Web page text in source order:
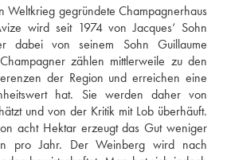
Weltkrieg gegründete Champagnerhaus
wird seit 1974 von Jacques‘ Sohn
dabei von seinem Sohn Guillaume
zählen mittlerweile zu den
der Region und erreichen eine
hat. Sie werden daher von
und von der Kritik mit Lob überhäuft.
acht Hektar erzeugt das Gut weniger
pro Jahr. Der Weinberg wird nach